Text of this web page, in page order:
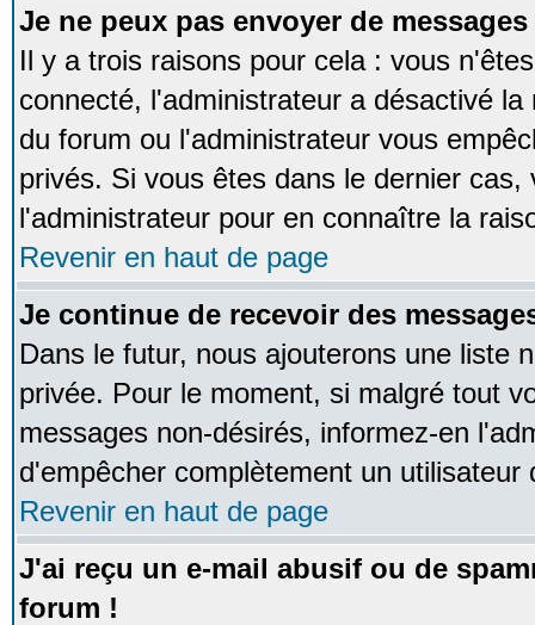
Je ne peux pas envoyer de
Il y a trois raisons pour cela : vous
connecté, l'administrateur a désactivé
du forum ou l'administrateur vous
privés. Si vous êtes dans le dernier
l'administrateur pour en connaître la
Revenir en haut de page
Je continue de recevoir des
Dans le futur, nous ajouterons une liste
privée. Pour le moment, si malgré tout
messages non-désirés, informez-en
d'empêcher complètement un
Revenir en haut de page
J'ai reçu un e-mail abusif ou de
forum !